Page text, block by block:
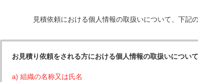
見積依頼における個人情報の取扱いについて、下記
お見積り依頼をされる方における個人情報の取扱いについて
a) 組織の名称又は氏名